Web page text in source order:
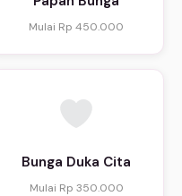
Mulai Rp 450.000
Bunga Duka Cita
Mulai Rp 350.000